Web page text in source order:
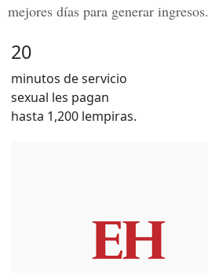
mejores días para generar ingresos.
20
minutos de servicio
sexual les pagan
hasta 1,200 lempiras.